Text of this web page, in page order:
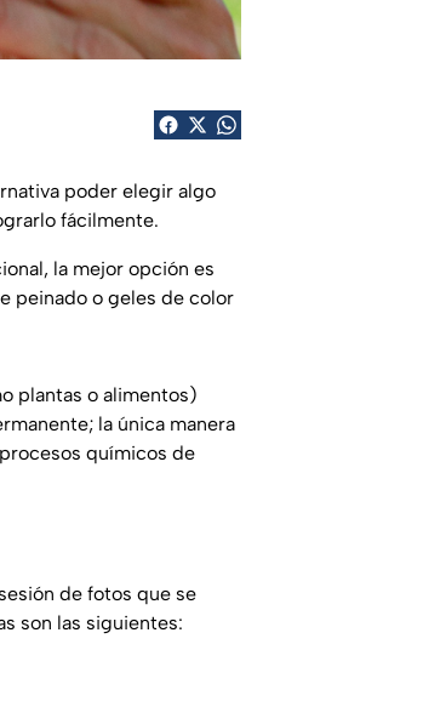
poder elegir algo
fácilmente.
la mejor opción es
peinado o geles de color
plantas o alimentos)
la única manera
químicos de
de fotos que se
son las siguientes: